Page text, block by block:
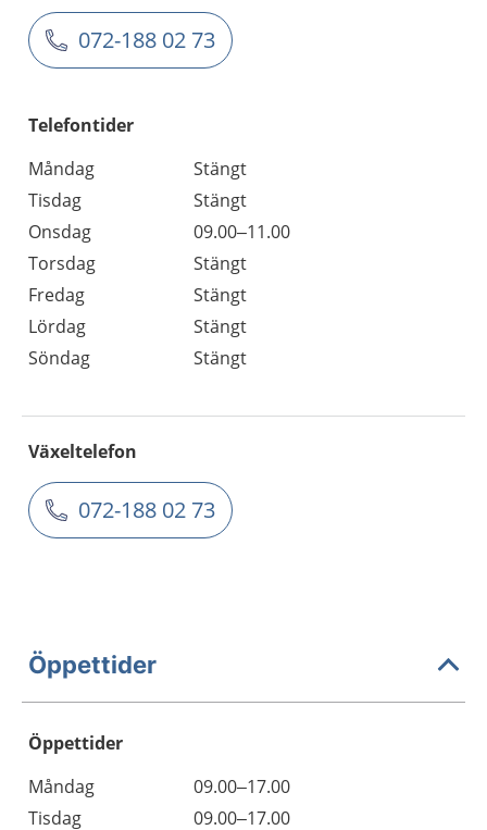
072-188 02 73
Telefontider
Måndag
Stängt
Tisdag
Stängt
Onsdag
09.00–11.00
Torsdag
Stängt
Fredag
Stängt
Lördag
Stängt
Söndag
Stängt
Växeltelefon
072-188 02 73
Öppettider
Öppettider
Dag
Öppettider
Kommentarer
Måndag
09.00–17.00
Tisdag
09.00–17.00